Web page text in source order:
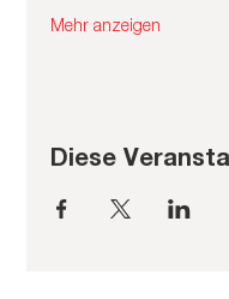
Mehr anzeigen
Diese